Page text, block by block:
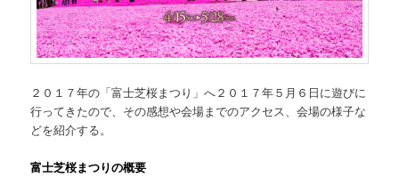
移
動
２０１７年の「富士芝桜まつり」へ２０１７年５月６日に遊びに
行ってきたので、その感想や会場までのアクセス、会場の様子な
どを紹介する。
富士芝桜まつりの概要